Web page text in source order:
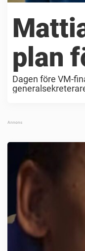
plan
Dagen före VM-